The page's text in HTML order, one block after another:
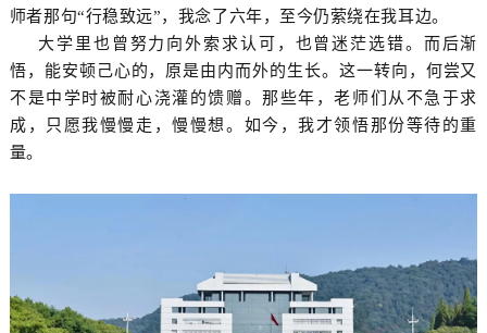
师者那句“行稳致远”，我念了六年，至今仍萦绕在我耳边。
大学里也曾努力向外索求认可，也曾迷茫选错。而后渐
悟，能安顿己心的，原是由内而外的生长。这一转向，何尝又
不是中学时被耐心浇灌的馈赠。那些年，老师们从不急于求
成，只愿我慢慢走，慢慢想。如今，我才领悟那份等待的重
量。